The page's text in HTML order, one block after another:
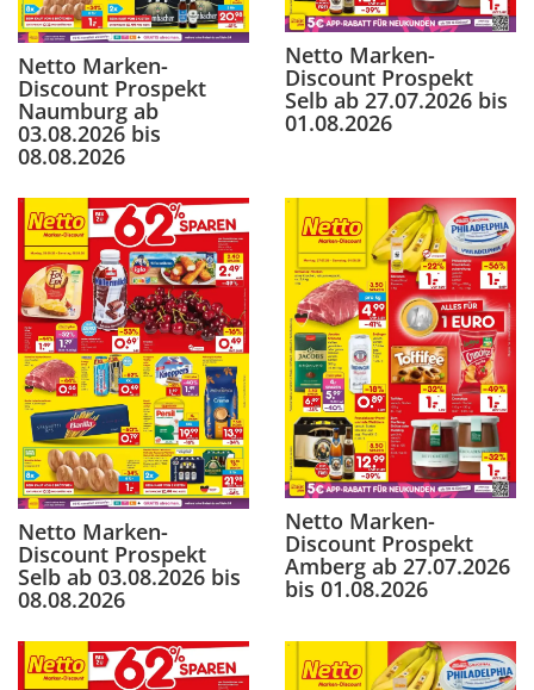
Netto Marken-
Discount Prospekt
Naumburg ab
03.08.2026 bis
08.08.2026
Netto Marken-
Discount Prospekt
Selb ab 27.07.2026 bis
01.08.2026
Netto Marken-
Discount Prospekt
Selb ab 03.08.2026 bis
08.08.2026
Netto Marken-
Discount Prospekt
Amberg ab 27.07.2026
bis 01.08.2026